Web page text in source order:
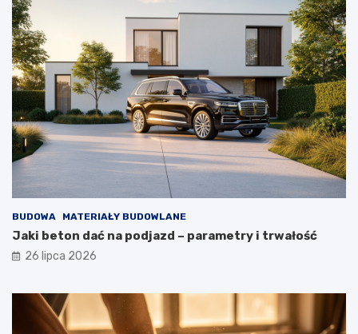
BUDOWA MATERIAŁY BUDOWLANE
Jaki beton dać na podjazd – parametry i trwałość
26 lipca 2026